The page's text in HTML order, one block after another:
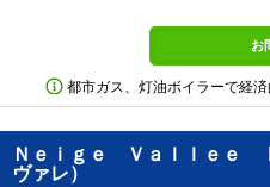
お
都市ガス、灯油ボイラーで経
Ｎｅｉｇｅ Ｖａｌｌｅｅ
ヴァレ）